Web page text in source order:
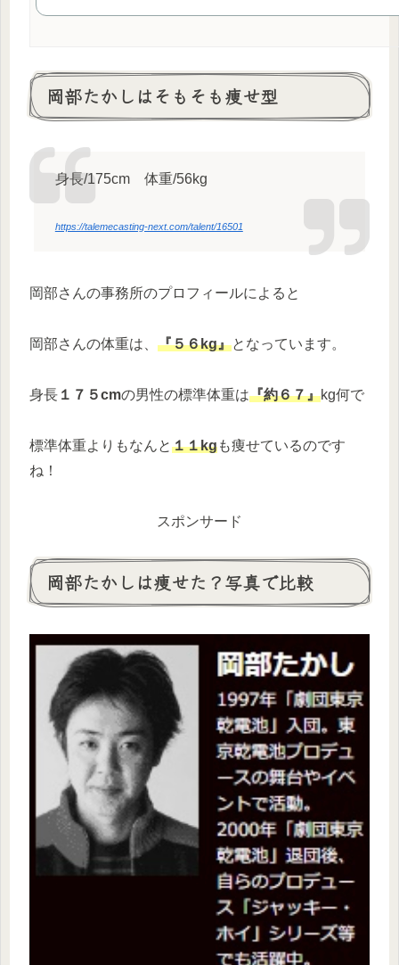
岡部たかしはそもそも痩せ型
身長/175cm 体重/56kg
https://talemecasting-next.com/talent/16501
岡部さんの事務所のプロフィールによると
岡部さんの体重は、 『５６kg』となっています。
身長 １７５cmの男性の標準体重は『約６７』kg何で
標準体重よりもなんと１１kgも痩せているのです
ね！
スポンサード
岡部たかしは痩せた？写真で比較